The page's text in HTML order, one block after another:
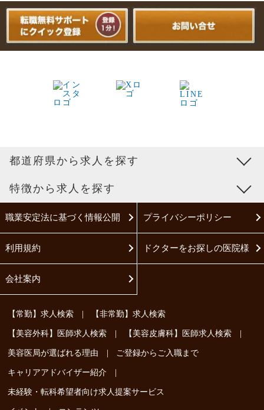
都道府県から求人を探す
特徴から求人を探す
職業安定法に基づく情報公開 プライバシーポリシー
利用規約 ドクターをお探しの医院様
会社案内
【常勤】求人検索 | 【非常勤】求人検索
【美容外科】医師求人検索 | 【美容皮膚科】医師求人検索 |
美容医局が選ばれる理由 | ご登録からご入職まで
キャリアアドバイザー紹介 |
未経験・転科希望者向け求人提案サービス